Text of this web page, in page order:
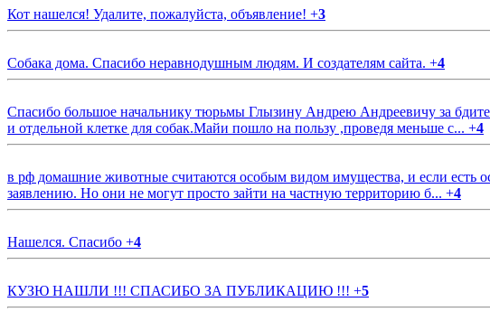
Кот нашелся! Удалите, пожалуйста, объявление! +3
Собака дома. Спасибо неравнодушным людям. И создателям сайта. +4
Спасибо большое начальнику тюрьмы Глызину Андрею Андреевичу за
и отдельной клетке для собак.Майи пошло на пользу ,проведя меньше с... +4
в рф домашние животные считаются особым видом имущества, и если есть
заявлению. Но они не могут просто зайти на частную территорию б... +4
Нашелся. Спасибо +4
КУЗЮ НАШЛИ !!! СПАСИБО ЗА ПУБЛИКАЦИЮ !!! +5